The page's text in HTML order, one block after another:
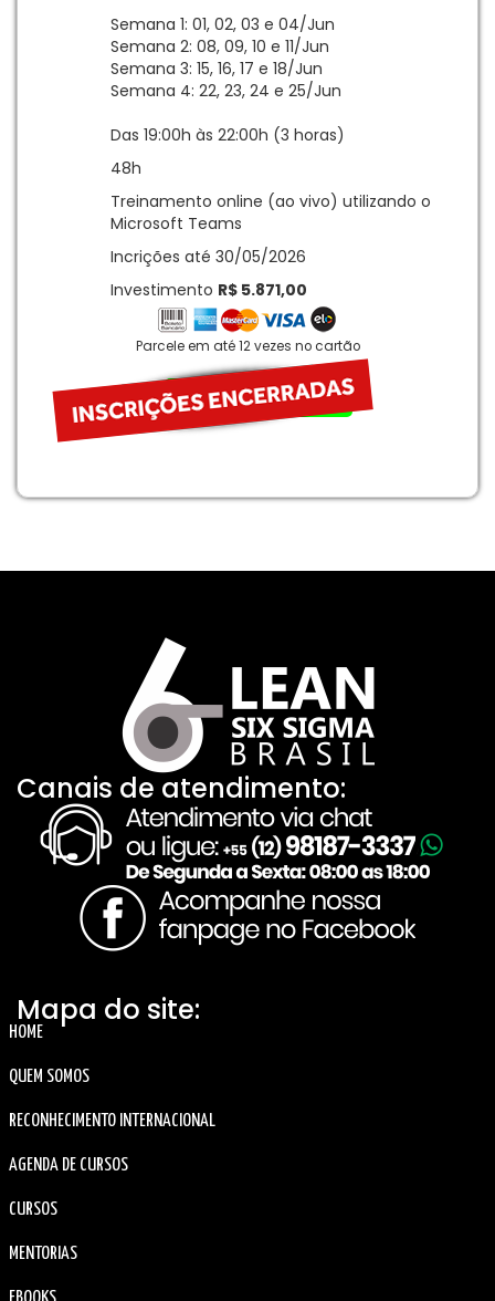
Semana 1: 01, 02, 03 e 04/Jun
Semana 2: 08, 09, 10 e 11/Jun
Semana 3: 15, 16, 17 e 18/Jun
Semana 4: 22, 23, 24 e 25/Jun
Das 19:00h às 22:00h (3 horas)
48h
Treinamento online (ao vivo) utilizando o
Microsoft Teams
Incrições até 30/05/2026
Investimento R$ 5.871,00
Parcele em até 12 vezes no cartão
Comprar agora
Canais de atendimento:
Mapa do site:
HOME
QUEM SOMOS
RECONHECIMENTO INTERNACIONAL
AGENDA DE CURSOS
CURSOS
MENTORIAS